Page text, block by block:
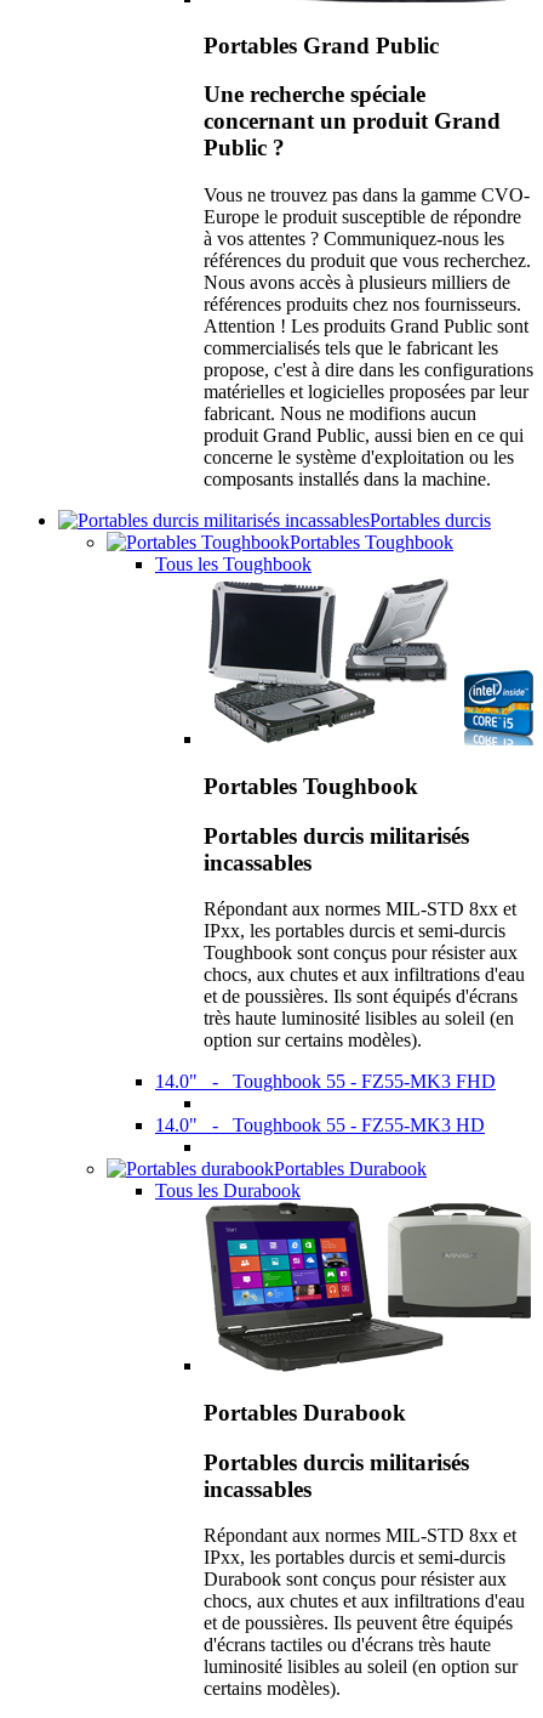
Portables Grand Public
Une recherche spéciale
concernant un produit Grand
Public ?
Vous ne trouvez pas dans la gamme CVO-
Europe le produit susceptible de répondre
à vos attentes ? Communiquez-nous les
références du produit que vous recherchez.
Nous avons accès à plusieurs milliers de
références produits chez nos fournisseurs.
Attention ! Les produits Grand Public sont
commercialisés tels que le fabricant les
propose, c'est à dire dans les configurations
matérielles et logicielles proposées par leur
fabricant. Nous ne modifions aucun
produit Grand Public, aussi bien en ce qui
concerne le système d'exploitation ou les
composants installés dans la machine.
Portables durcis
Portables Toughbook
Tous les Toughbook
Portables Toughbook
Portables durcis militarisés
incassables
Répondant aux normes MIL-STD 8xx et
IPxx, les portables durcis et semi-durcis
Toughbook sont conçus pour résister aux
chocs, aux chutes et aux infiltrations d'eau
et de poussières. Ils sont équipés d'écrans
très haute luminosité lisibles au soleil (en
option sur certains modèles).
14.0" - Toughbook 55 - FZ55-MK3 FHD
14.0" - Toughbook 55 - FZ55-MK3 HD
Portables Durabook
Tous les Durabook
Portables Durabook
Portables durcis militarisés
incassables
Répondant aux normes MIL-STD 8xx et
IPxx, les portables durcis et semi-durcis
Durabook sont conçus pour résister aux
chocs, aux chutes et aux infiltrations d'eau
et de poussières. Ils peuvent être équipés
d'écrans tactiles ou d'écrans très haute
luminosité lisibles au soleil (en option sur
certains modèles).